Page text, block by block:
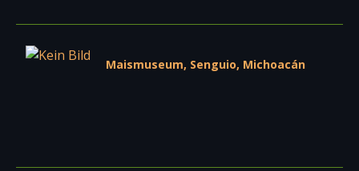
Maismuseum, Senguio, Michoacán